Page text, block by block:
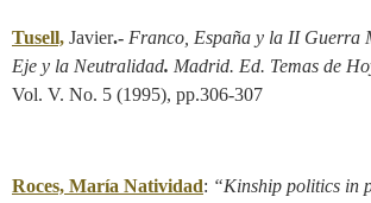
Tusell, Javier.- Franco, España y la II Guerra
Eje y la Neutralidad. Madrid. Ed. Temas de
Vol. V. No. 5 (1995), pp.306-307
Roces, María Natividad: “Kinship politics in